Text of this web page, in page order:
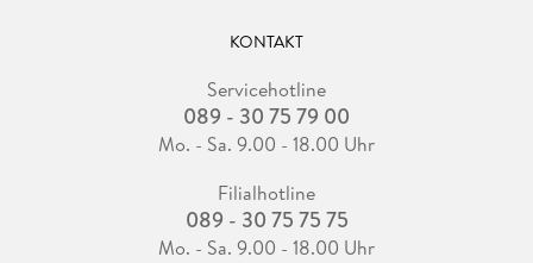
KONTAKT
Servicehotline
089 - 30 75 79 00
Mo. - Sa. 9.00 - 18.00 Uhr
Filialhotline
089 - 30 75 75 75
Mo. - Sa. 9.00 - 18.00 Uhr